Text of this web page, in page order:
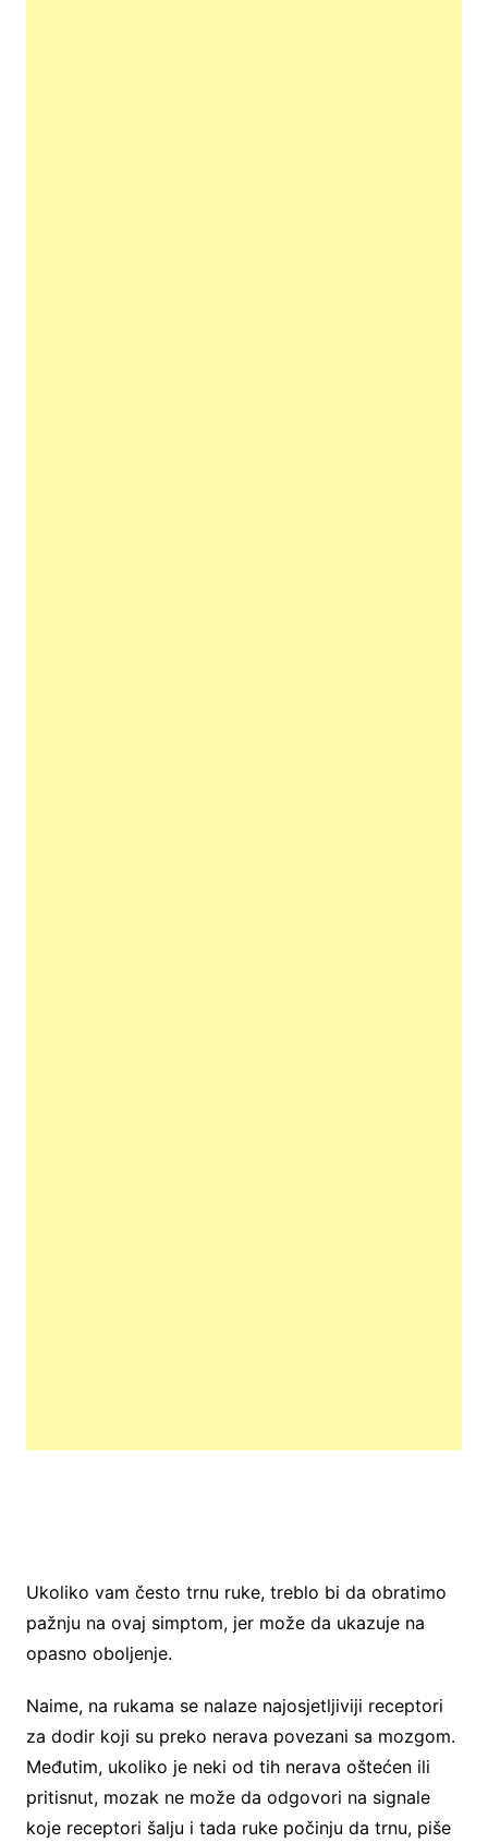
Ukoliko vam često trnu ruke, treblo bi da obratimo
pažnju na ovaj simptom, jer može da ukazuje na
opasno oboljenje.
Naime, na rukama se nalaze najosjetljiviji receptori
za dodir koji su preko nerava povezani sa mozgom.
Međutim, ukoliko je neki od tih nerava oštećen ili
pritisnut, mozak ne može da odgovori na signale
koje receptori šalju i tada ruke počinju da trnu, piše